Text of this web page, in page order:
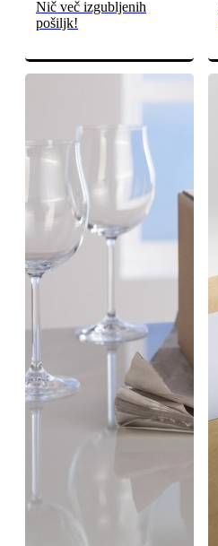
Nič več izgubljenih
pošiljk!